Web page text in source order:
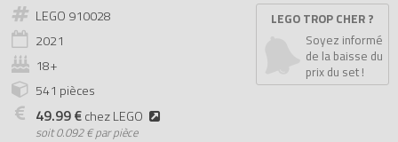
LEGO 910028
2021
18+
541 pièces
49.99 €chez LEGO
soit0.092 € par pièce
LEGO TROP CHER ?
Soyez informé
de la baisse du
prix du set !